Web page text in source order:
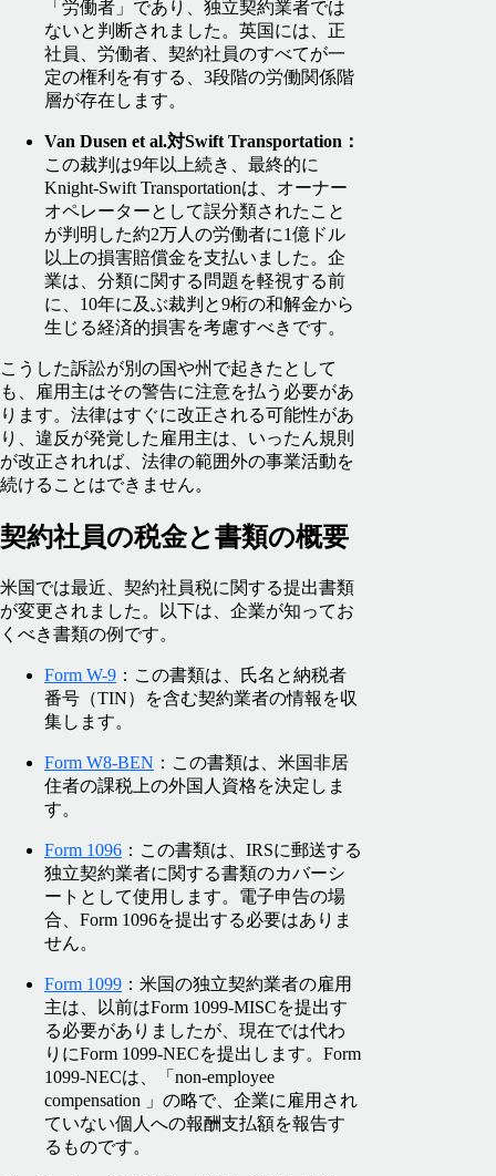
「労働者」であり、独立契約業者では
ないと判断されました。英国には、正
社員、労働者、契約社員のすべてが一
定の権利を有する、3段階の労働関係階
層が存在します。
Van Dusen et al.対Swift Transportation：
この裁判は9年以上続き、最終的に
Knight-Swift Transportationは、オーナー
オペレーターとして誤分類されたこと
が判明した約2万人の労働者に1億ドル
以上の損害賠償金を支払いました。企
業は、分類に関する問題を軽視する前
に、10年に及ぶ裁判と9桁の和解金から
生じる経済的損害を考慮すべきです。
こうした訴訟が別の国や州で起きたとして
も、雇用主はその警告に注意を払う必要があ
ります。法律はすぐに改正される可能性があ
り、違反が発覚した雇用主は、いったん規則
が改正されれば、法律の範囲外の事業活動を
続けることはできません。
契約社員の税金と書類の概要
米国では最近、契約社員税に関する提出書類
が変更されました。以下は、企業が知ってお
くべき書類の例です。
Form W-9 ：この書類は、氏名と納税者
番号（TIN）を含む契約業者の情報を収
集します。
Form W8-BEN ：この書類は、米国非居
住者の課税上の外国人資格を決定しま
す。
Form 1096 ：この書類は、IRSに郵送する
独立契約業者に関する書類のカバーシ
ートとして使用します。電子申告の場
合、Form 1096を提出する必要はありま
せん。
Form 1099 ：米国の独立契約業者の雇用
主は、以前はForm 1099-MISCを提出す
る必要がありましたが、現在では代わ
りにForm 1099-NECを提出します。Form
1099-NECは、「non-employee
compensation 」の略で、企業に雇用され
ていない個人への報酬支払額を報告す
るものです。